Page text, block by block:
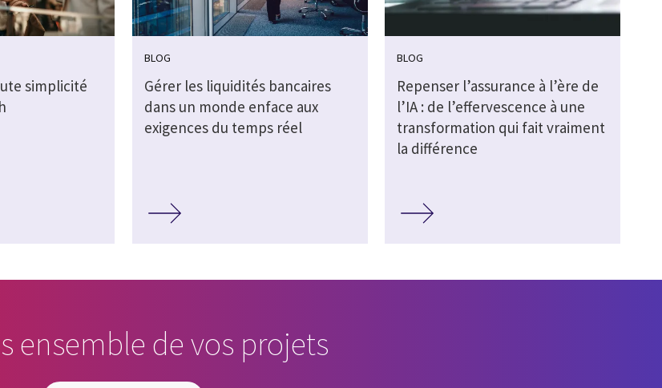
simplicité
BLOG
Gérer les liquidités bancaires
dans un monde enface aux
exigences du temps réel
BLOG
Repenser l’assurance à l’ère de
l’IA : de l’effervescence à une
transformation qui fait vraiment
la différence
ensemble de vos projets